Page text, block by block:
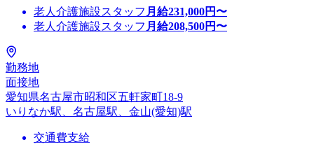
老人介護施設スタッフ 月給231,000円〜
老人介護施設スタッフ 月給208,500円〜
勤務地
面接地
愛知県名古屋市昭和区五軒家町18-9
いりなか駅、名古屋駅、金山(愛知)駅
交通費支給